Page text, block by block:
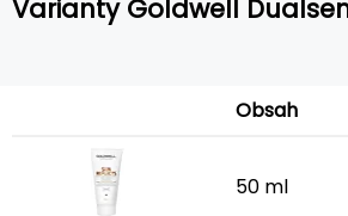
Varianty Goldwell
Obsah
50 ml